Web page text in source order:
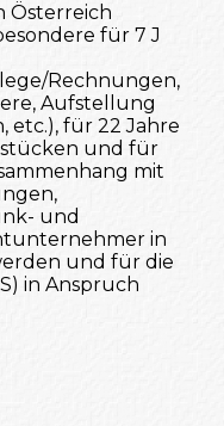
Österreich
für 7 J
Rechnungen,
Aufstellung
etc.), für 22 Jahre
und für
mit
und
in
und für die
in Anspruch